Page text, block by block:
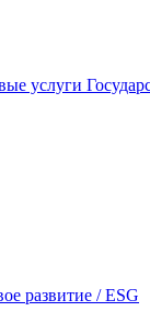
услуги
развитие / ESG